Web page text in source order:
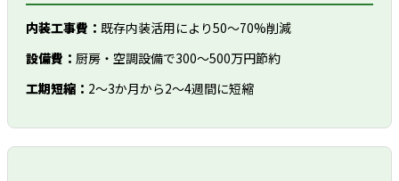
内装工事費： 既存内装活用により50～70%削減
設備費： 厨房・空調設備で300～500万円節約
工期短縮： 2～3か月から2～4週間に短縮